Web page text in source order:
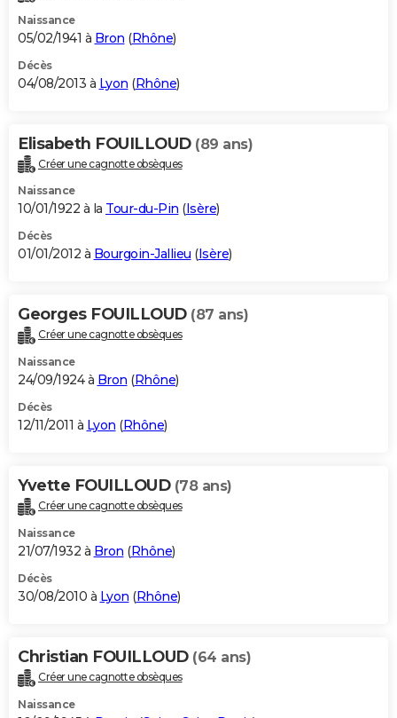
Naissance
05/02/1941 à Bron (Rhône)
Décès
04/08/2013 à Lyon (Rhône)
Elisabeth FOUILLOUD (89 ans)
Créer une cagnotte obsèques
Naissance
10/01/1922 à la Tour-du-Pin (Isère)
Décès
01/01/2012 à Bourgoin-Jallieu (Isère)
Georges FOUILLOUD (87 ans)
Créer une cagnotte obsèques
Naissance
24/09/1924 à Bron (Rhône)
Décès
12/11/2011 à Lyon (Rhône)
Yvette FOUILLOUD (78 ans)
Créer une cagnotte obsèques
Naissance
21/07/1932 à Bron (Rhône)
Décès
30/08/2010 à Lyon (Rhône)
Christian FOUILLOUD (64 ans)
Créer une cagnotte obsèques
Naissance